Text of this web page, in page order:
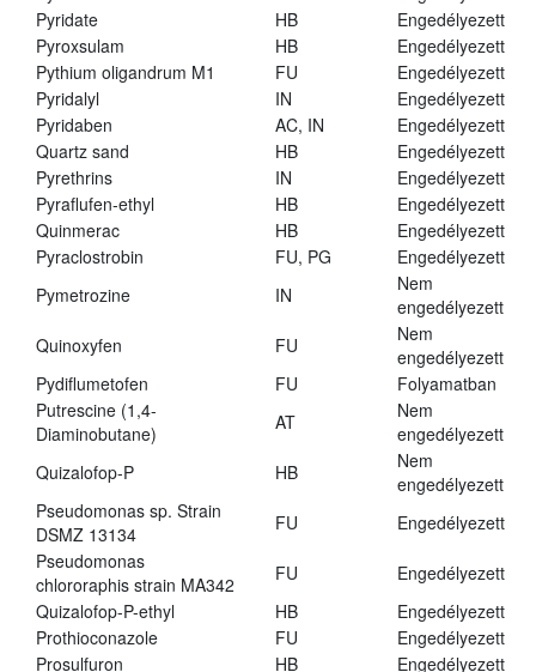
Pyridate
HB
Engedélyezett
Pyroxsulam
HB
Engedélyezett
Pythium oligandrum M1
FU
Engedélyezett
Pyridalyl
IN
Engedélyezett
Pyridaben
AC, IN
Engedélyezett
Quartz sand
HB
Engedélyezett
Pyrethrins
IN
Engedélyezett
Pyraflufen-ethyl
HB
Engedélyezett
Quinmerac
HB
Engedélyezett
Pyraclostrobin
FU, PG
Engedélyezett
Pymetrozine
IN
Nem
engedélyezett
Quinoxyfen
FU
Nem
engedélyezett
Pydiflumetofen
FU
Folyamatban
Putrescine (1,4-
Diaminobutane)
AT
Nem
engedélyezett
Quizalofop-P
HB
Nem
engedélyezett
Pseudomonas sp. Strain
DSMZ 13134
FU
Engedélyezett
Pseudomonas
chlororaphis strain MA342
FU
Engedélyezett
Quizalofop-P-ethyl
HB
Engedélyezett
Prothioconazole
FU
Engedélyezett
Prosulfuron
HB
Engedélyezett